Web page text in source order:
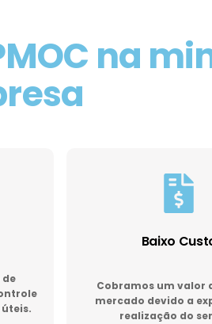
na
de
úteis.
Baixo
Cobramos um valor
mercado devido a
realização do